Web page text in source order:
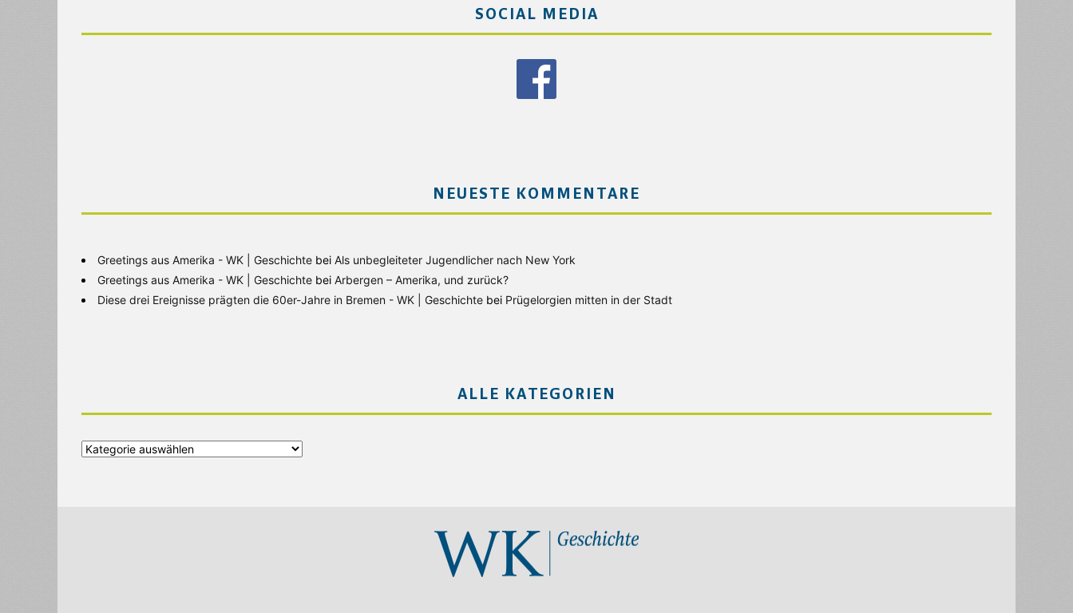
SOCIAL MEDIA
NEUESTE KOMMENTARE
Greetings aus Amerika - WK | Geschichte bei Als unbegleiteter Jugendlicher nach New York
Greetings aus Amerika - WK | Geschichte bei Arbergen – Amerika, und zurück?
Diese drei Ereignisse prägten die 60er-Jahre in Bremen - WK | Geschichte bei Prügelorgien mitten in der Stadt
ALLE KATEGORIEN
Alle